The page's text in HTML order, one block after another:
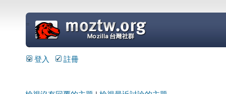
=
登入 註冊